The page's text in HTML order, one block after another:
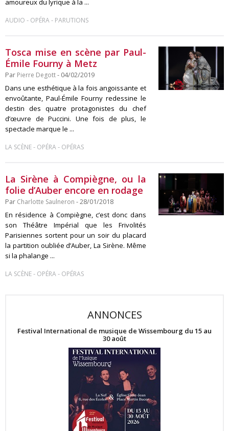
amoureux du lyrique à la ...
AUDIO - OPÉRA- PARUTIONS
Tosca mise en scène par Paul-
Émile Fourny à Metz
Par Pierre Degott- 04/02/2019
Dans une esthétique à la fois angoissante et
envoûtante, Paul-Émile Fourny redessine le
destin des quatre protagonistes du chef
d’œuvre de Puccini. Une fois de plus, le
spectacle marque le ...
LA SCÈNE- OPÉRA- OPÉRAS
La Sirène à Compiègne, ou la
folie d’Auber encore en rodage
Par Charlotte Saulneron - 28/01/2018
En résidence à Compiègne, c’est donc dans
son Théâtre Impérial que les Frivolités
Parisiennes sortent pour un soir du placard
la partition oubliée d’Auber, La Sirène. Même
si la phalange ...
LA SCÈNE- OPÉRA- OPÉRAS
ANNONCES
Festival International de musique de Wissembourg du 15 au
30 août